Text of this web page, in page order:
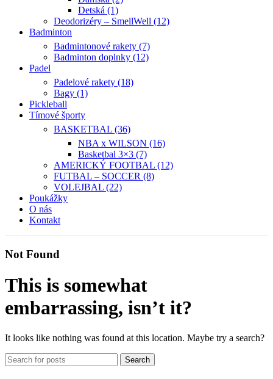
Detská (1)
Deodorizéry – SmellWell (12)
Badminton
Badmintonové rakety (7)
Badminton doplnky (12)
Padel
Padelové rakety (18)
Bagy (1)
Pickleball
Tímové športy
BASKETBAL (36)
NBA x WILSON (16)
Basketbal 3×3 (7)
AMERICKÝ FOOTBAL (12)
FUTBAL – SOCCER (8)
VOLEJBAL (22)
Poukážky
O nás
Kontakt
Not Found
This is somewhat
embarrassing, isn’t it?
It looks like nothing was found at this location. Maybe try a search?
Search